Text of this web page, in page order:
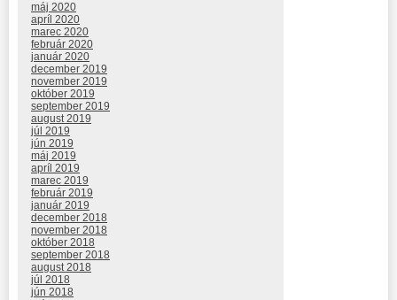
máj 2020
apríl 2020
marec 2020
február 2020
január 2020
december 2019
november 2019
október 2019
september 2019
august 2019
júl 2019
jún 2019
máj 2019
apríl 2019
marec 2019
február 2019
január 2019
december 2018
november 2018
október 2018
september 2018
august 2018
júl 2018
jún 2018